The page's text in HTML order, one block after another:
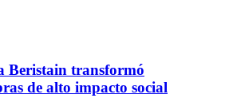
Beristain transformó
de alto impacto social